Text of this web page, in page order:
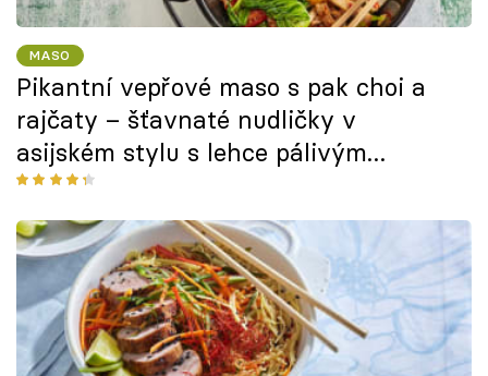
MASO
Pikantní vepřové maso s pak choi a
rajčaty – šťavnaté nudličky v
asijském stylu s lehce pálivým
nádechem